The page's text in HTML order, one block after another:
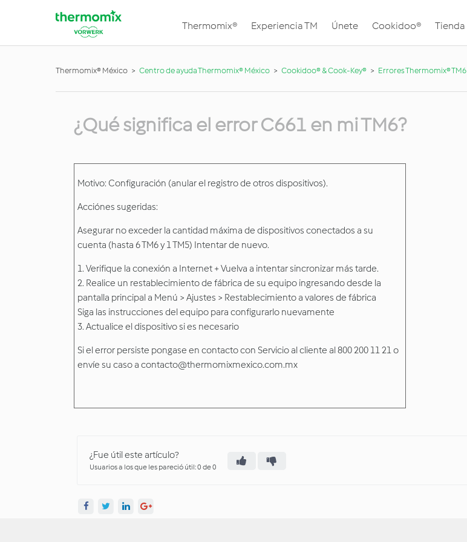
Thermomix® Experiencia TM Únete Cookidoo® Tienda
Thermomix® México Centro de ayuda Thermomix® México Cookidoo® & Cook-Key® Errores Thermomix® TM6
¿Qué significa el error C661 en mi TM6?
Motivo: Configuración (anular el registro de otros dispositivos).
Acciónes sugeridas:
Asegurar no exceder la cantidad máxima de dispositivos conectados a su
cuenta (hasta 6 TM6 y 1 TM5) Intentar de nuevo.
1. Verifique la conexión a Internet + Vuelva a intentar sincronizar más tarde.
2. Realice un restablecimiento de fábrica de su equipo ingresando desde la
pantalla principal a Menú > Ajustes > Restablecimiento a valores de fábrica
Siga las instrucciones del equipo para configurarlo nuevamente
3. Actualice el dispositivo si es necesario
Si el error persiste pongase en contacto con Servicio al cliente al 800 200 11 21 o
envíe su caso a contacto@thermomixmexico.com.mx
¿Fue útil este artículo?
Usuarios a los que les pareció útil: 0 de 0